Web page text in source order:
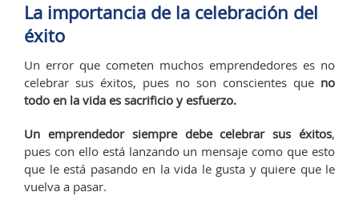
La importancia de la celebración del
éxito
Un error que cometen muchos emprendedores es no
celebrar sus éxitos, pues no son conscientes que no
todo en la vida es sacrificio y esfuerzo.
Un emprendedor siempre debe celebrar sus éxitos,
pues con ello está lanzando un mensaje como que esto
que le está pasando en la vida le gusta y quiere que le
vuelva a pasar.